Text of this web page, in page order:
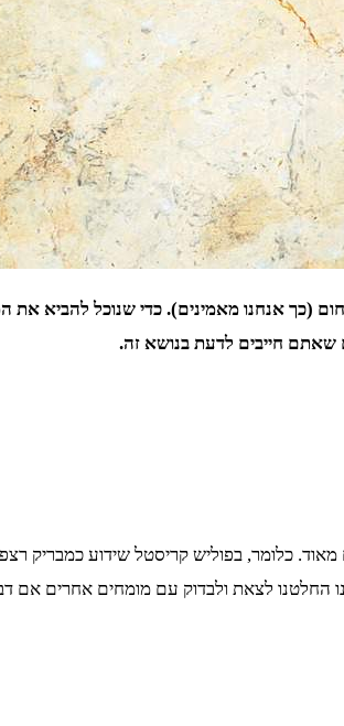
(כך אנחנו מאמינים). כדי שנוכל להביא את
שאתם חייבים לדעת בנושא זה.
כלומר, בפוליש קריסטל שידוע כמבריק
החלטנו לצאת ולבדוק עם מומחים אחרים אם